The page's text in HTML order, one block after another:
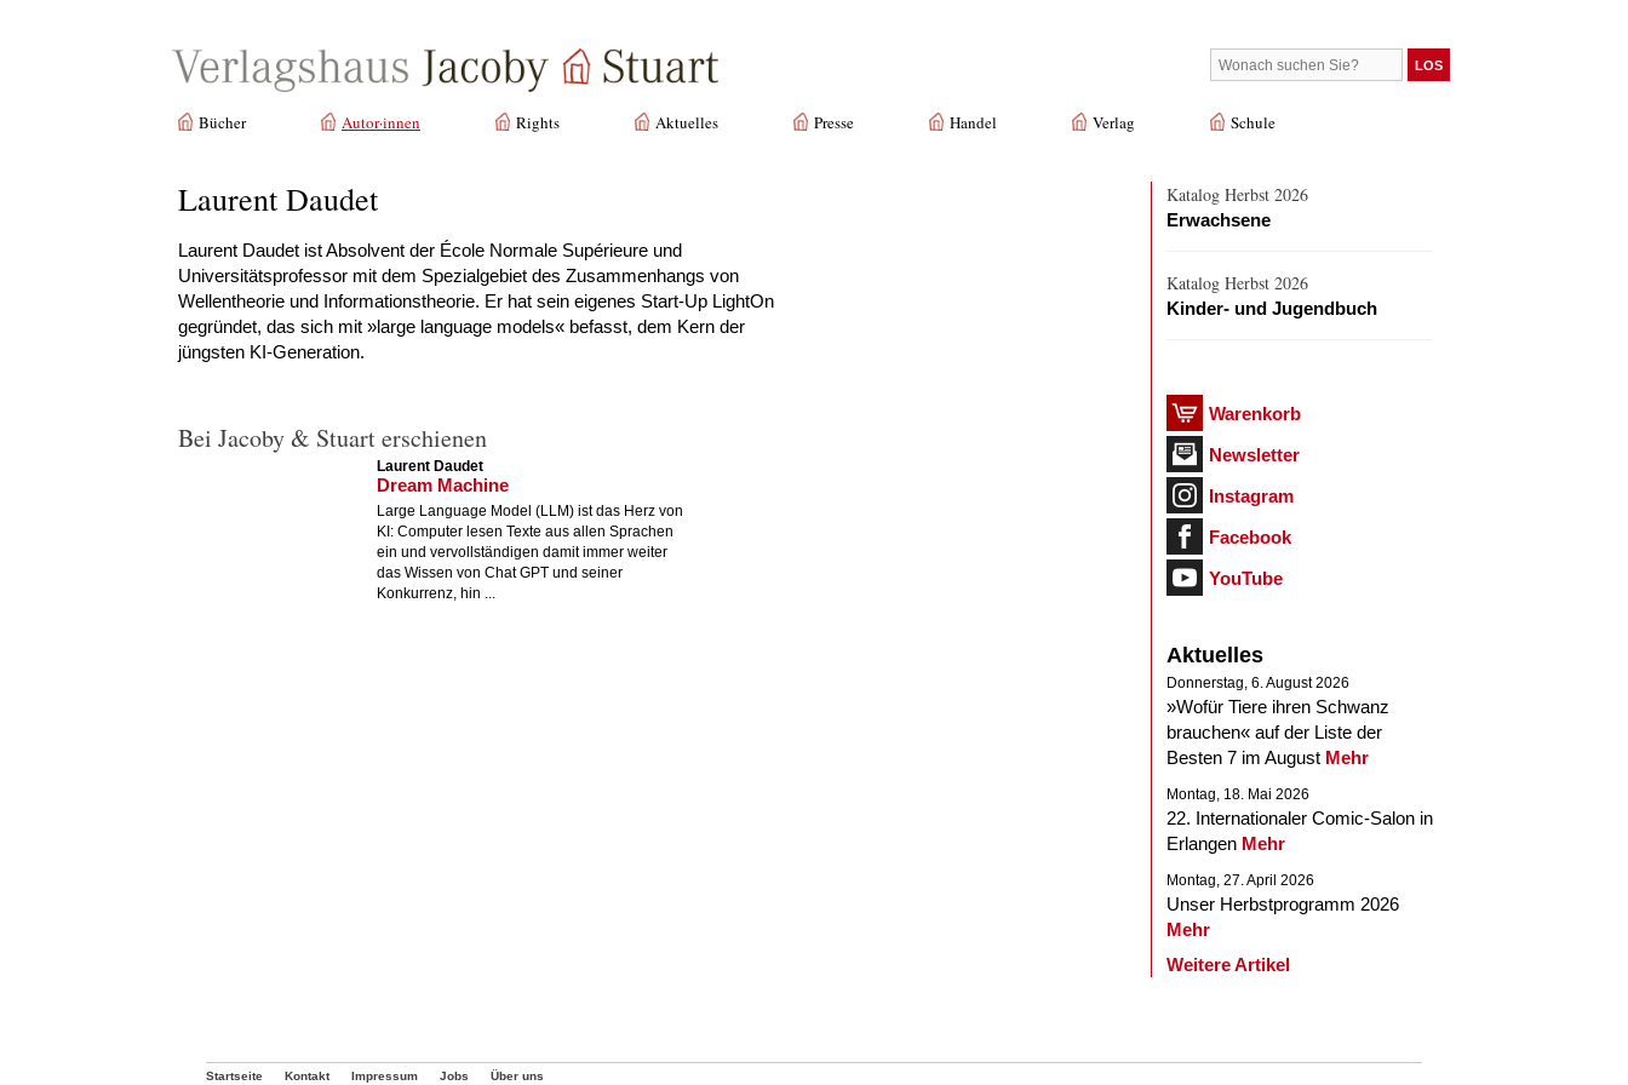
Bücher Autor·innen Rights Aktuelles Presse Handel Verlag Schule
Laurent Daudet
Laurent Daudet ist Absolvent der École Normale Supérieure und
Universitätsprofessor mit dem Spezialgebiet des Zusammenhangs von
Wellentheorie und Informationstheorie. Er hat sein eigenes Start-Up LightOn
gegründet, das sich mit »large language models« befasst, dem Kern der
jüngsten KI-Generation.
Bei Jacoby & Stuart erschienen
Laurent Daudet
Dream Machine
Large Language Model (LLM) ist das Herz von
KI: Computer lesen Texte aus allen Sprachen
ein und vervollständigen damit immer weiter
das Wissen von Chat GPT und seiner
Konkurrenz, hin ...
Katalog Herbst 2026
Erwachsene
Katalog Herbst 2026
Kinder- und Jugendbuch
Warenkorb
Newsletter
Instagram
Facebook
YouTube
Aktuelles
Donnerstag, 6. August 2026
»Wofür Tiere ihren Schwanz
brauchen« auf der Liste der
Besten 7 im August Mehr
Montag, 18. Mai 2026
22. Internationaler Comic-Salon in
Erlangen Mehr
Montag, 27. April 2026
Unser Herbstprogramm 2026
Mehr
Weitere Artikel
Startseite Kontakt Impressum Jobs Über uns